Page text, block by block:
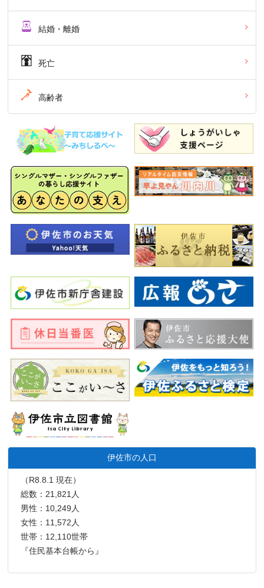
結婚・離婚
死亡
高齢者
伊佐市の人口
（R8.8.1 現在）
総数：21,821人
男性：10,249人
女性：11,572人
世帯：12,110世帯
『住民基本台帳から』